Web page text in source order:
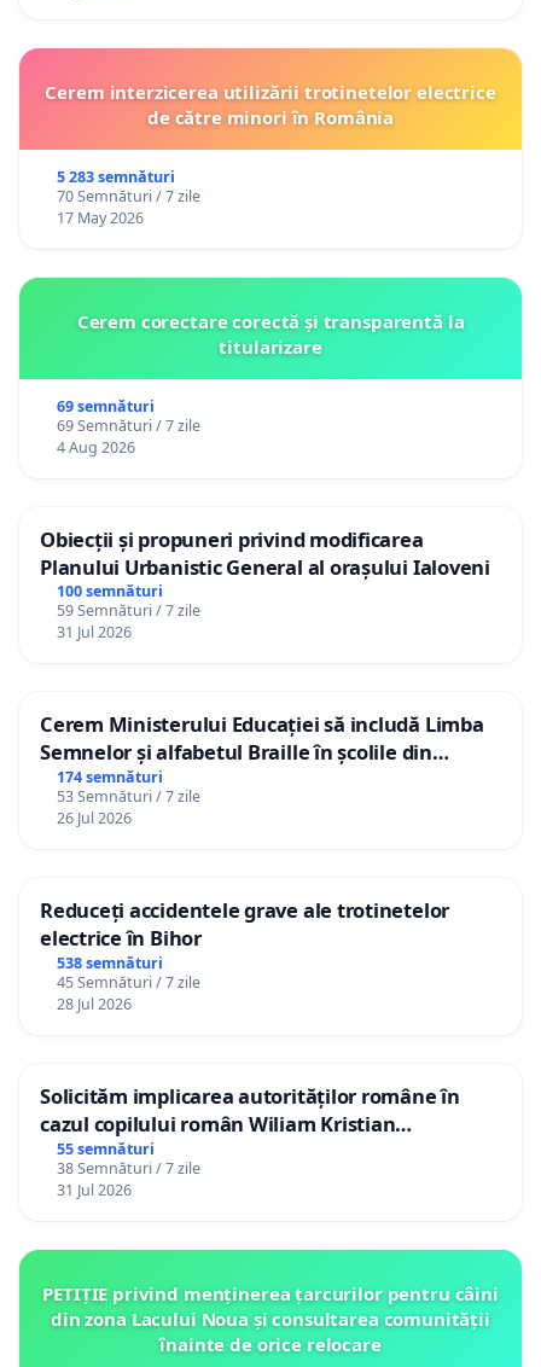
Cerem interzicerea utilizării trotinetelor electrice
de către minori în România
5 283 semnături
70 Semnături / 7 zile
17 May 2026
Cerem corectare corectă și transparentă la
titularizare
69 semnături
69 Semnături / 7 zile
4 Aug 2026
Obiecții și propuneri privind modificarea
Planului Urbanistic General al orașului Ialoveni
100 semnături
59 Semnături / 7 zile
31 Jul 2026
Cerem Ministerului Educației să includă Limba
Semnelor și alfabetul Braille în școlile din
Republica Moldova!
174 semnături
53 Semnături / 7 zile
26 Jul 2026
Reduceți accidentele grave ale trotinetelor
electrice în Bihor
538 semnături
45 Semnături / 7 zile
28 Jul 2026
Solicităm implicarea autorităților române în
cazul copilului român Wiliam Kristian
Gheorghe, aflat în plasament în Danemarca de
12 ani
55 semnături
38 Semnături / 7 zile
31 Jul 2026
PETIȚIE privind menținerea țarcurilor pentru câini
din zona Lacului Noua și consultarea comunității
înainte de orice relocare